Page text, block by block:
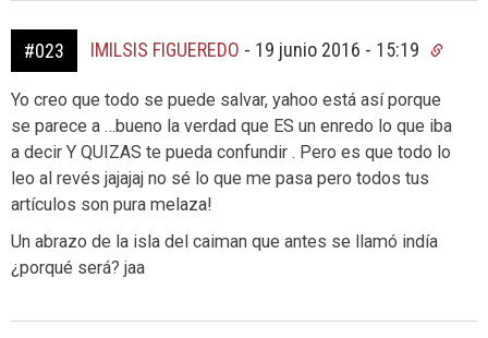
#023 IMILSIS FIGUEREDO - 19 junio 2016 - 15:19
Yo creo que todo se puede salvar, yahoo está así porque
se parece a …bueno la verdad que ES un enredo lo que iba
a decir Y QUIZAS te pueda confundir . Pero es que todo lo
leo al revés jajajaj no sé lo que me pasa pero todos tus
artículos son pura melaza!
Un abrazo de la isla del caiman que antes se llamó indía
¿porqué será? jaa